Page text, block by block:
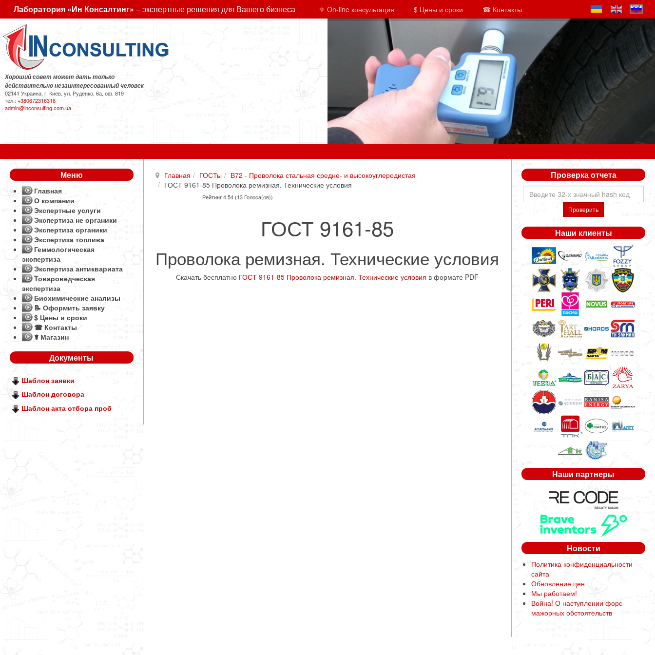
Лаборатория «Ин Консалтинг» – экспертные решения для Вашего бизнеса ⚛ On-line консультация $ Цены и сроки ☎ Контакты
Хороший совет может дать только
действительно незаинтересованный человек
02141 Украина, г. Киев, ул. Руденко, 6а, оф. 819
тел.:+380672316316
admin@inconsulting.com.ua
Главная ГОСТы
В72 - Проволока стальная средне- и высокоуглеродистая
ГОСТ 9161-85 Проволока ремизная. Технические условия
Рейтинг 4.54 (13 Голоса(ов))
ГОСТ 9161-85
Проволока ремизная. Технические условия
Скачать бесплатно ГОСТ 9161-85 Проволока ремизная. Технические условия в формате PDF
Меню
Главная
О компании
Экспертные услуги
Экспертиза не органики
Экспертиза органики
Экспертиза топлива
Геммологическая
экспертиза
Экспертиза антиквариата
Товароведческая
экспертиза
Биохимические анализы
📝 Оформить заявку
$ Цены и сроки
☎ Контакты
☤ Магазин
Документы
Шаблон заявки
Шаблон договора
Шаблон акта отбора проб
Проверка отчета
Проверить
Наши клиенты
Наши партнеры
Новости
Политика конфиденциальности
сайта
Обновление цен
Мы работаем!
Война! О наступлении форс-
мажорных обстоятельств